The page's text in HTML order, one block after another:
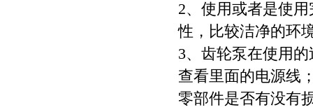
2、使用或者是使
性，比较洁净的环
3、齿轮泵在使用
查看里面的电源线
零部件是否有没有